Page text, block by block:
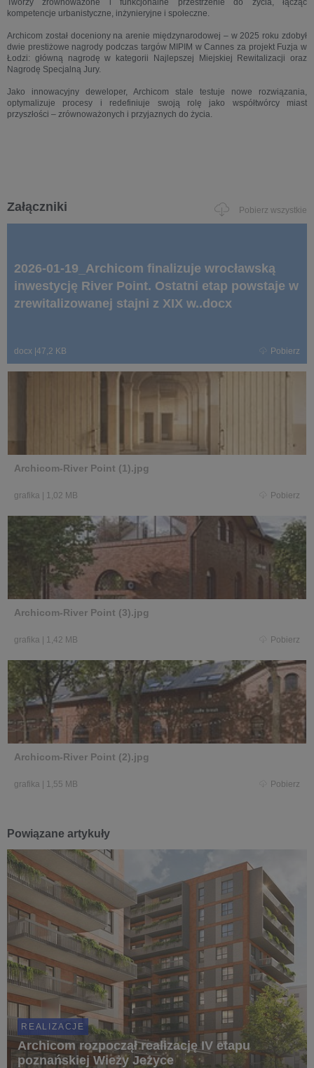
Tworzy zrównoważone i funkcjonalne przestrzenie do życia, łącząc
kompetencje urbanistyczne, inżynieryjne i społeczne.
Archicom został doceniony na arenie międzynarodowej – w 2025 roku zdobył
dwie prestiżowe nagrody podczas targów MIPIM w Cannes za projekt Fuzja w
Łodzi: główną nagrodę w kategorii Najlepszej Miejskiej Rewitalizacji oraz
Nagrodę Specjalną Jury.
Jako innowacyjny deweloper, Archicom stale testuje nowe rozwiązania,
optymalizuje procesy i redefiniuje swoją rolę jako współtwórcy miast
przyszłości – zrównoważonych i przyjaznych do życia.
Załączniki Pobierz wszystkie
2026-01-19_Archicom finalizuje wrocławską
inwestycję River Point. Ostatni etap powstaje w
zrewitalizowanej stajni z XIX w..docx
docx 47,2 KB Pobierz
Archicom-River Point (1).jpg
grafika 1,02 MB Pobierz
Archicom-River Point (3).jpg
grafika 1,42 MB Pobierz
Archicom-River Point (2).jpg
grafika 1,55 MB Pobierz
Powiązane artykuły
REALIZACJE
Archicom rozpoczął realizację IV etapu
poznańskiej Wieży Jeżyce